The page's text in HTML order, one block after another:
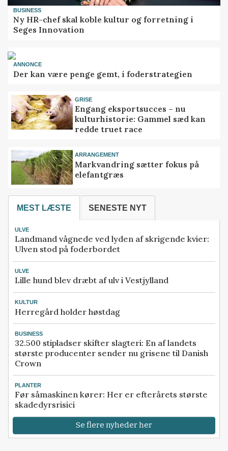
BUSINESS
Ny HR-chef skal koble kultur og forretning i
Seges Innovation
ANNONCE
Der kan være penge gemt, i foderstrategien
GRISE
Engang eksportsucces – nu
kulturhistorie: Gammel sæd kan
redde truet race
ARRANGEMENT
Markvandring sætter fokus på
elefantgræs
MEST LÆSTE SENESTE NYT
ULVE
Landmand vågnede ved lyden af skrigende kvier:
Ulven stod på foderbordet
ULVE
Lille hund blev dræbt af ulv i Vestjylland
KULTUR
Herregård holder høstdag
BUSINESS
32.500 stipladser skifter slagteri: En af landets
største producenter sender nu grisene til Danish
Crown
PLANTER
Før såmaskinen kører: Her er efterårets største
skadedyrsrisici
Se flere nyheder her